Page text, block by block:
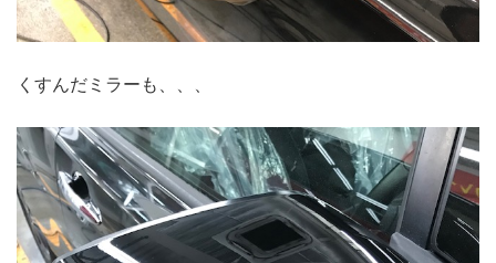
くすんだミラーも、、、